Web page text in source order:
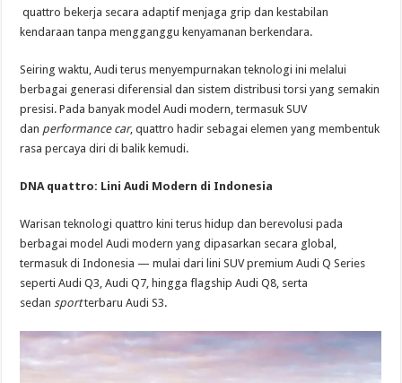
quattro bekerja secara adaptif menjaga grip dan kestabilan
kendaraan tanpa mengganggu kenyamanan berkendara.
Seiring waktu, Audi terus menyempurnakan teknologi ini melalui
berbagai generasi diferensial dan sistem distribusi torsi yang semakin
presisi. Pada banyak model Audi modern, termasuk SUV
dan performance car, quattro hadir sebagai elemen yang membentuk
rasa percaya diri di balik kemudi.
DNA quattro: Lini Audi Modern di Indonesia
Warisan teknologi quattro kini terus hidup dan berevolusi pada
berbagai model Audi modern yang dipasarkan secara global,
termasuk di Indonesia — mulai dari lini SUV premium Audi Q Series
seperti Audi Q3, Audi Q7, hingga flagship Audi Q8, serta
sedan sportterbaru Audi S3.